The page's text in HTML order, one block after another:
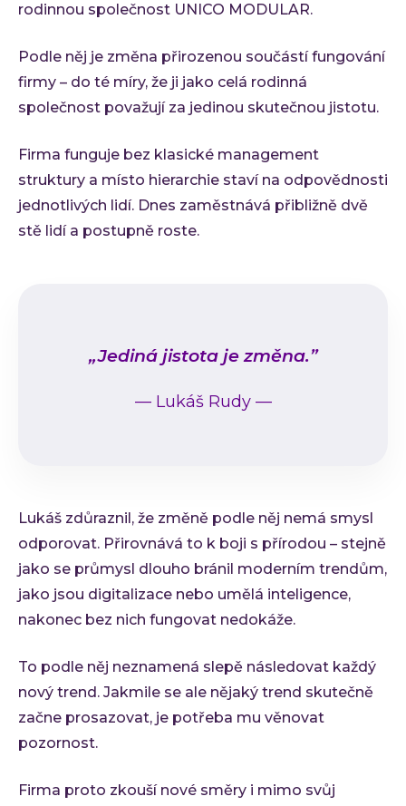
„Jediná jistota je změna.”
—Lukáš Rudy —
rodinnou společnost UNICO MODULAR.
Podle něj je změna přirozenou součástí fungování
firmy – do té míry, že ji jako celá rodinná
společnost považují za jedinou skutečnou jistotu.
Firma funguje bez klasické management
struktury a místo hierarchie staví na odpovědnosti
jednotlivých lidí. Dnes zaměstnává přibližně dvě
stě lidí a postupně roste.
Lukáš zdůraznil, že změně podle něj nemá smysl
odporovat. Přirovnává to k boji s přírodou – stejně
jako se průmysl dlouho bránil moderním trendům,
jako jsou digitalizace nebo umělá inteligence,
nakonec bez nich fungovat nedokáže.
To podle něj neznamená slepě následovat každý
nový trend. Jakmile se ale nějaký trend skutečně
začne prosazovat, je potřeba mu věnovat
pozornost.
Firma proto zkouší nové směry i mimo svůj